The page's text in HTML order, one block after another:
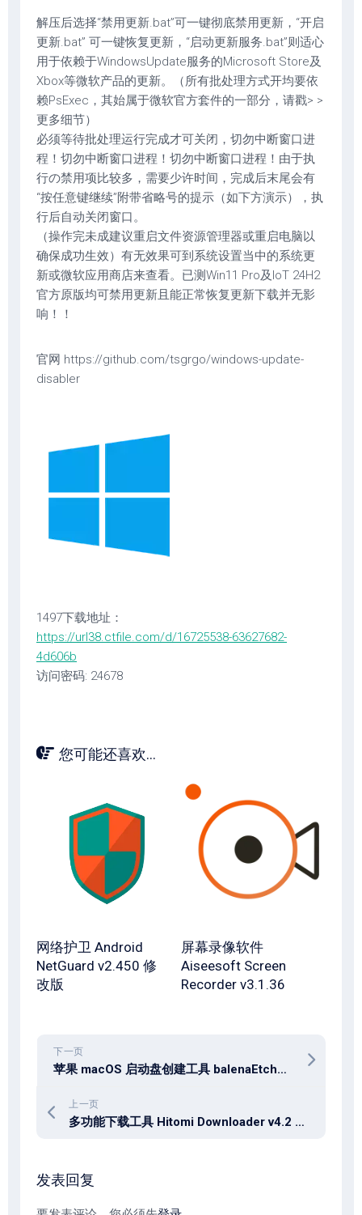
解压后选择“禁用更新.bat”可一键彻底禁用更新，“开启
更新.bat” 可一键恢复更新，“启动更新服务.bat”则适心
用于依赖于WindowsUpdate服务的Microsoft Store及
Xbox等微软产品的更新。（所有批处理方式开均要依
赖PsExec，其始属于微软官方套件的一部分，请戳> >
更多细节）
必须等待批处理运行完成才可关闭，切勿中断窗口进
程！切勿中断窗口进程！切勿中断窗口进程！由于执
行の禁用项比较多，需要少许时间，完成后末尾会有
“按任意键继续”附带省略号的提示（如下方演示），执
行后自动关闭窗口。
（操作完未成建议重启文件资源管理器或重启电脑以
确保成功生效）有无效果可到系统设置当中的系统更
新或微软应用商店来查看。已测Win11 Pro及loT 24H2
官方原版均可禁用更新且能正常恢复更新下载并无影
响！！
官网 https://github.com/tsgrgo/windows-update-
disabler
1497下载地址：
https://url38.ctfile.com/d/16725538-63627682-
4d606b
访问密码: 24678
您可能还喜欢...
网络护卫 Android
NetGuard v2.450 修
改版
屏幕录像软件
Aiseesoft Screen
Recorder v3.1.36
下一页
苹果 macOS 启动盘创建工具 balenaEtcher 2.1.4 中文多语免费版
上一页
多功能下载工具 Hitomi Downloader v4.2 官方中文版
发表回复